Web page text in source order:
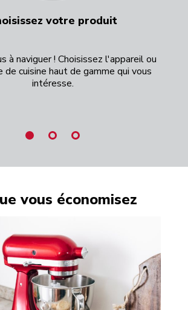
votre produit
à naviguer ! Choisissez l'appareil ou
de cuisine haut de gamme qui vous
intéresse.
vous économisez